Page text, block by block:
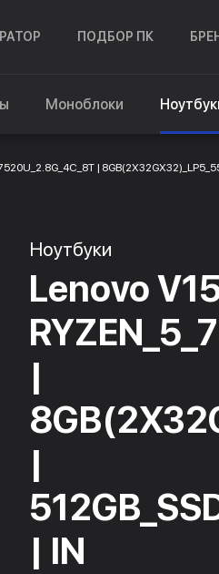
ПОДБОР ПК
Моноблоки
|
Ноутбуки
Lenovo
|
|
| IN